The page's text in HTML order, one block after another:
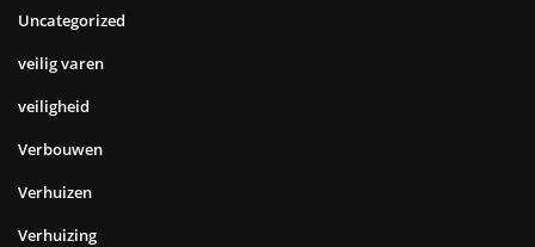
Uncategorized
veilig varen
veiligheid
Verbouwen
Verhuizen
Verhuizing